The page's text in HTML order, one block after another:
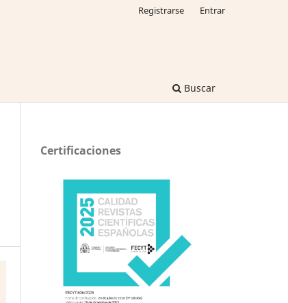
Buscar
Registrarse Entrar
Certificaciones